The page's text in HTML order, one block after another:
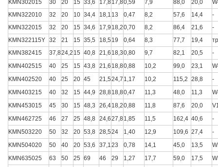
KMN302015
30 20 15 33,6 17,817,80,59 7,9 88,0 20,0
KMN322010
32 20 10 34,4 18,1 13 0,47 8,2 57,6 14,4
-
KMN322015
32 20 15 34,6 17,9 18,20,70 8,2 86,4 21,6
-
KMN322115Y 32 21 15 35,5 18,5 19 0,64 8,3 77,7 19,4
KMN382415
37,824,2 15 40,8 21,6 18,30,80 9,7 82,1 20,5
-
KMN402515
40 25 15 43,8 21,6 18,80,88 10,2 99,0 23,1
KMN402520
40 25 20 45 21,524,7 1,17 10,2 115,2 28,8
-
KMN403215
40 32 15 44,9 28,818,80,47 11,3 48,0 11,3
KMN453015
45 30 15 48,3 26,418,20,88 11,8 87,6 20,0
KMN462725
46 27 25 48,8 24,627,81,85 11,5 162,4 40,6
-
KMN503220
50 32 20 53,8 28,524 1,40 12,9 109,6 27,4
-
KMN504020
50 40 20 53,6 37,1 23 0,78 14,1 45,0 13,5
KMN635025
63 50 25 69 46 29 1,27 17,7 59,0 17,5